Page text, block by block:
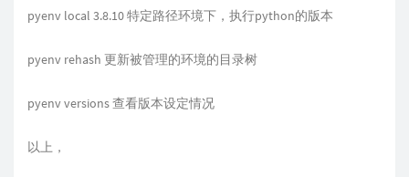
pyenv local 3.8.10 特定路径环境下，执行python的版本
pyenv rehash 更新被管理的环境的目录树
pyenv versions 查看版本设定情况
以上，